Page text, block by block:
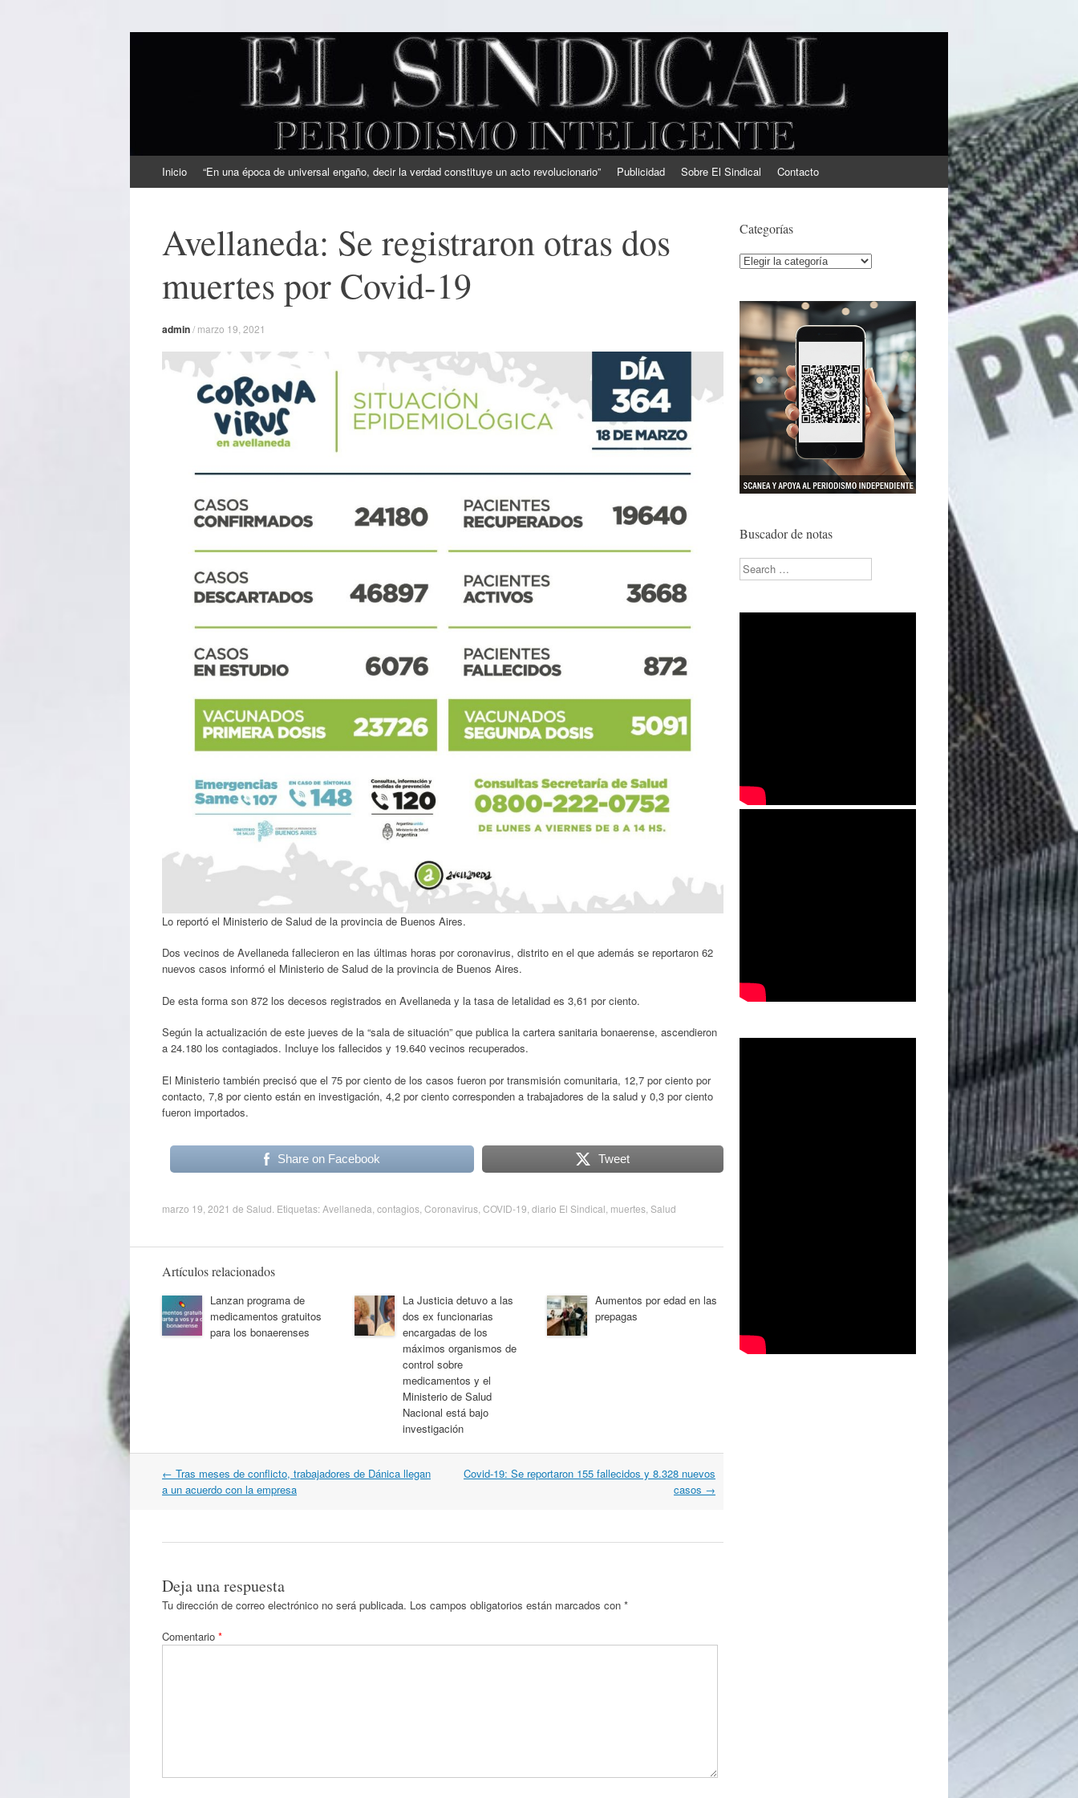
EL SINDICAL
Periodismo Inteligente
al
Inicio “En una época de universal engaño, decir la verdad constituye un acto revolucionario” Publicidad Sobre El Sindical Contacto
Avellaneda: Se registraron otras dos
muertes por Covid-19
admin/ marzo 19, 2021
Lo reportó el Ministerio de Salud de la provincia de Buenos Aires.
Dos vecinos de Avellaneda fallecieron en las últimas horas por coronavirus, distrito en el que además se reportaron 62
nuevos casos informó el Ministerio de Salud de la provincia de Buenos Aires.
De esta forma son 872 los decesos registrados en Avellaneda y la tasa de letalidad es 3,61 por ciento.
Según la actualización de este jueves de la “sala de situación” que publica la cartera sanitaria bonaerense, ascendieron
a 24.180 los contagiados. Incluye los fallecidos y 19.640 vecinos recuperados.
El Ministerio también precisó que el 75 por ciento de los casos fueron por transmisión comunitaria, 12,7 por ciento por
contacto, 7,8 por ciento están en investigación, 4,2 por ciento corresponden a trabajadores de la salud y 0,3 por ciento
fueron importados.
Share on Facebook Tweet
marzo 19, 2021 de Salud . Etiquetas:Avellaneda contagios Coronavirus COVID-19 diario El Sindical muertes Salud
Artículos relacionados
Lanzan programa de
medicamentos gratuitos
para los bonaerenses
La Justicia detuvo a las
dos ex funcionarias
encargadas de los
máximos organismos de
control sobre
medicamentos y el
Ministerio de Salud
Nacional está bajo
investigación
Aumentos por edad en las
prepagas
Navegación
por
← Tras meses de conflicto, trabajadores de Dánica llegan
a un acuerdo con la empresa
Covid-19: Se reportaron 155 fallecidos y 8.328 nuevos
casos →
Deja una respuesta
Tu dirección de correo electrónico no será publicada. Los campos obligatorios están marcados con *
Comentario *
Categorías
Categorías
Buscador de notas
Search